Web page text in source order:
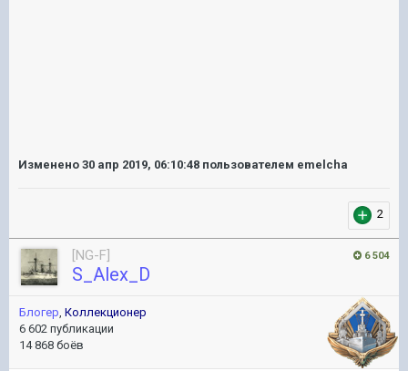
Изменено 30 апр 2019, 06:10:48 пользователем emelcha
2
6 504
[NG-F]
S_Alex_D
Блогер Коллекционер
6 602 публикации
14 868 боёв